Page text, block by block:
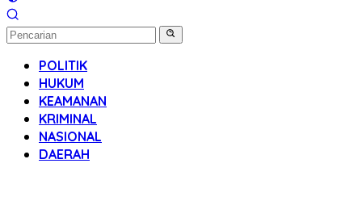
POLITIK
HUKUM
KEAMANAN
KRIMINAL
NASIONAL
DAERAH